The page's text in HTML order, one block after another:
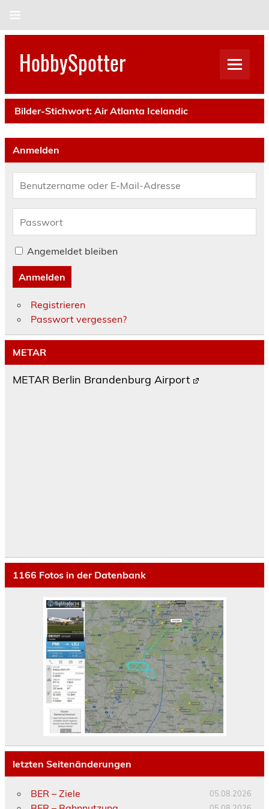
HobbySpotter
Bilder-Stichwort: Air Atlanta Icelandic
Anmelden
Angemeldet bleiben
Anmelden
Registrieren
Passwort vergessen?
METAR
METAR Berlin Brandenburg Airport
1166 Fotos in der Datenbank
letzten Seitenänderungen
BER – Ziele 05.08.2026